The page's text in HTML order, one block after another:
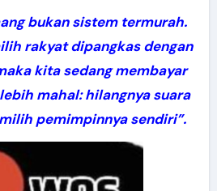
rakyat dipangkas dengan
kita sedang membayar
mahal: hilangnya suara
pemimpinnya sendiri”.